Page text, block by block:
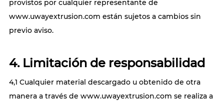
provistos por cualquier representante de
www.uwayextrusion.com están sujetos a cambios sin
previo aviso.
4. Limitación de responsabilidad
4,1 Cualquier material descargado u obtenido de otra
manera a través de www.uwayextrusion.com se realiza a